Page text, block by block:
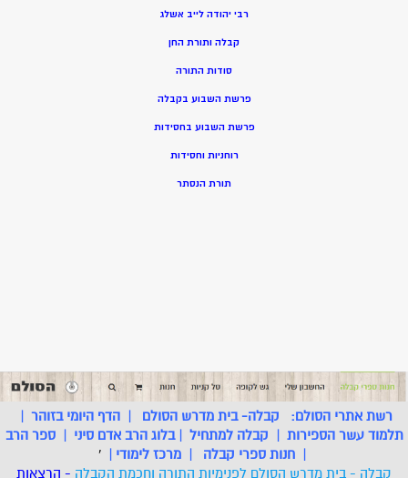
רבי יהודה לייב אשלג
קבלה ותורת החן
סודות התורה
פרשת השבוע בקבלה
פרשת השבוע בחסידות
רוחניות וחסידות
תורת הנסתר
רשת אתרי הסולם: קבלה- בית מדרש הסולם |הדף היומי בזוהר |
תלמוד עשר הספירות | קבלה למתחיל |בלוג הרב אדם סיני |ספר הרב
| חנות ספרי קבלה | מרכז לימודי |
'
קבלה - בית מדרש הסולם לפנימיות התורה וחכמת הקבלה - הרצאות